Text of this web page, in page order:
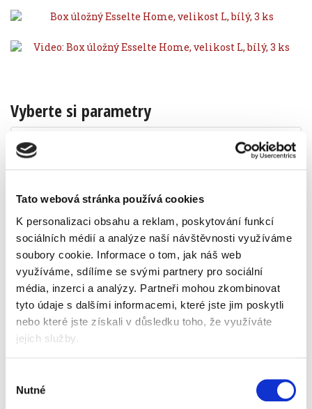
Tato webová stránka používá cookies
K personalizaci obsahu a reklam, poskytování funkcí
sociálních médií a analýze naší návštěvnosti využíváme
soubory cookie. Informace o tom, jak náš web
využíváme, sdílíme se svými partnery pro sociální
média, inzerci a analýzy. Partneři mohou zkombinovat
tyto údaje s dalšími informacemi, které jste jim poskytli
nebo které jste získali v důsledku toho, že využíváte
jejich služby.
souhlasu
Nutné
Vyberte si parametry
barva
Popis Alternativní produkty
sada lepenkových úložných boxů s moderním
a stylovým geometrickým designem
ideální pro ukládání dokumentů, pákových
pořadačů, hraček, knih a dalších větších věcí
lze použít samostatně nebo uložit na polici
díky úchytům je můžete podle potřeby snadno
přenášet z místnosti do místnosti
neutrální barvy a design doplní jakýkoli styl